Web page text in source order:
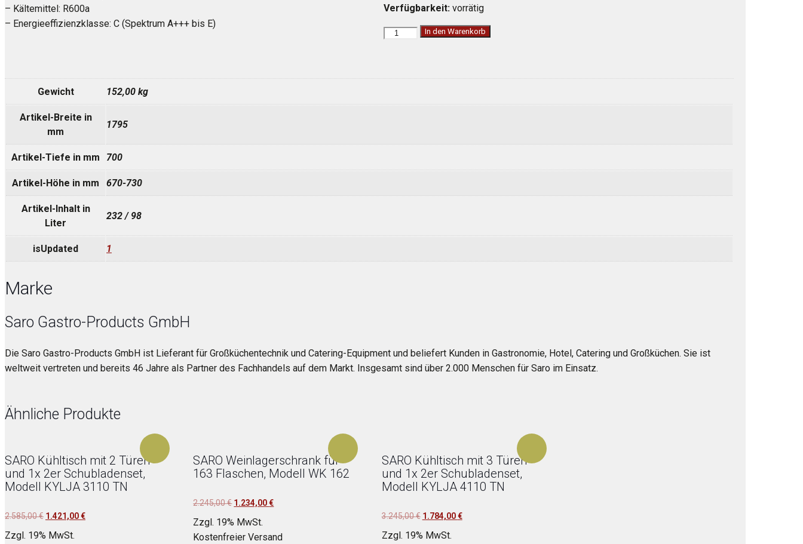
Verfügbarkeit: vorrätig
SARO
3x2
Modell
In den Warenkorb
– Kältemittel: R600a
– Energieeffizienzklasse: C (Spektrum A+++ bis E)
Gewicht 152,00 kg
Artikel-Breite in
mm
1795
Artikel-Tiefe in mm 700
Artikel-Höhe in mm 670-730
Artikel-Inhalt in
Liter
232 / 98
isUpdated 1
Marke
Saro Gastro-Products GmbH
Die Saro Gastro-Products GmbH ist Lieferant für Großküchentechnik und Catering-Equipment und beliefert Kunden in Gastronomie, Hotel, Catering und Großküchen. Sie ist
weltweit vertreten und bereits 46 Jahre als Partner des Fachhandels auf dem Markt. Insgesamt sind über 2.000 Menschen für Saro im Einsatz.
Ähnliche Produkte
SARO Kühltisch mit 2 Türen
und 1x 2er Schubladenset,
Modell KYLJA 3110 TN
2.585,00€ Ursprünglicher
Preis
1.421,00€Aktueller
Zzgl. 19% MwSt.
SARO Weinlagerschrank für
163 Flaschen, Modell WK 162
2.245,00€ Ursprünglicher
Preis
war:
1.234,00€Aktueller
ist:
Zzgl. 19% MwSt.
Kostenfreier Versand
SARO Kühltisch mit 3 Türen
und 1x 2er Schubladenset,
Modell KYLJA 4110 TN
3.245,00€ Ursprünglicher
Preis
1.784,00€Aktueller
Zzgl. 19% MwSt.